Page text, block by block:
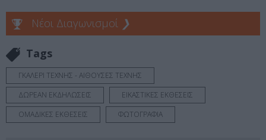
Νέοι Διαγωνισμοί ❯
Tags
ΓΚΑΛΕΡΙ ΤΕΧΝΗΣ - ΑΙΘΟΥΣΕΣ ΤΕΧΝΗΣ
ΔΩΡΕΑΝ ΕΚΔΗΛΩΣΕΙΣ
ΕΙΚΑΣΤΙΚΕΣ ΕΚΘΕΣΕΙΣ
ΟΜΑΔΙΚΕΣ ΕΚΘΕΣΕΙΣ
ΦΩΤΟΓΡΑΦΙΑ